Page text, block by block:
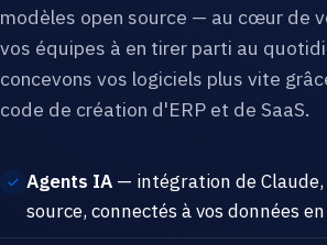
modèles open source — au cœur de
vos équipes à en tirer parti au
concevons vos logiciels plus vite
code de création d'ERP et de SaaS.
Agents IA — intégration de
source, connectés à vos données